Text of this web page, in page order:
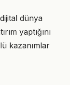
dünya
yaptığını
kazanımlar